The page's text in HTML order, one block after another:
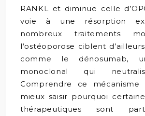
RANKL et diminue celle
voie à une résorption
nombreux traitements
l’ostéoporose ciblent
comme le dénosumab,
monoclonal qui
Comprendre ce mécanisme
mieux saisir pourquoi
thérapeutiques sont